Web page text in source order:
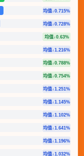
均值↓0.715%
均值↓0.728%
均值↓0.63%
均值↓1.216%
均值↓0.788%
均值↓0.754%
均值↓1.251%
均值↓1.145%
均值↓1.102%
均值↓1.641%
均值↓1.196%
均值↓1.032%